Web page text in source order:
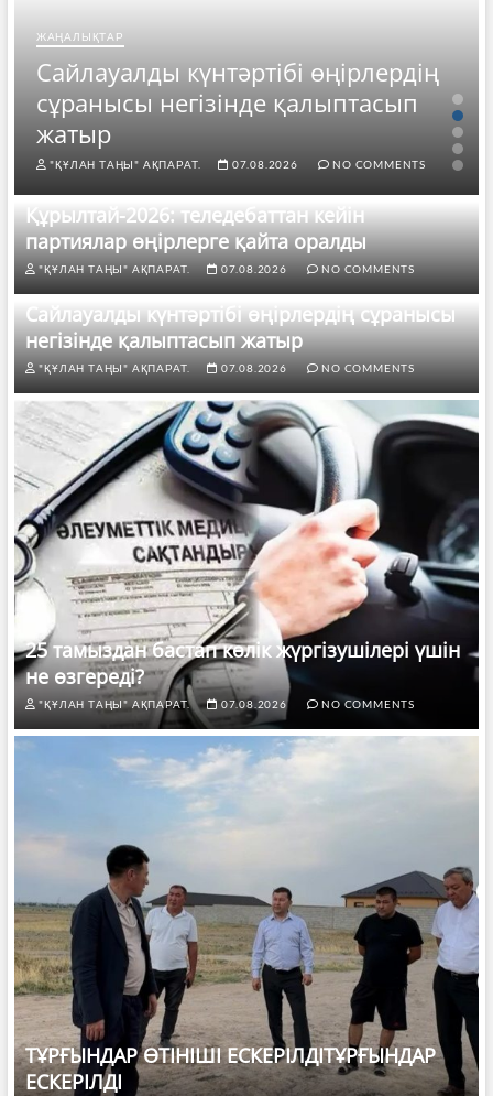
NO COMMENTS
ЖАҢАЛЫҚТАР
25 тамыздан бастап көлік
жүргізушілері үшін не
"ҚҰЛАН ТАҢЫ" АҚПАРАТ. 07.08.2026
Құрылтай-2026: теледебаттан кейін
партиялар өңірлерге қайта оралды
"ҚҰЛАН ТАҢЫ" АҚПАРАТ. 07.08.2026 NO COMMENTS
Сайлауалды күнтәртібі өңірлердің сұранысы
негізінде қалыптасып жатыр
"ҚҰЛАН ТАҢЫ" АҚПАРАТ. 07.08.2026 NO COMMENTS
25 тамыздан бастап көлік жүргізушілері үшін
не өзгереді?
"ҚҰЛАН ТАҢЫ" АҚПАРАТ. 07.08.2026 NO COMMENTS
ТҰРҒЫНДАР ӨТІНІШІ ЕСКЕРІЛДІТҰРҒЫНДАР
ЕСКЕРІЛДІ